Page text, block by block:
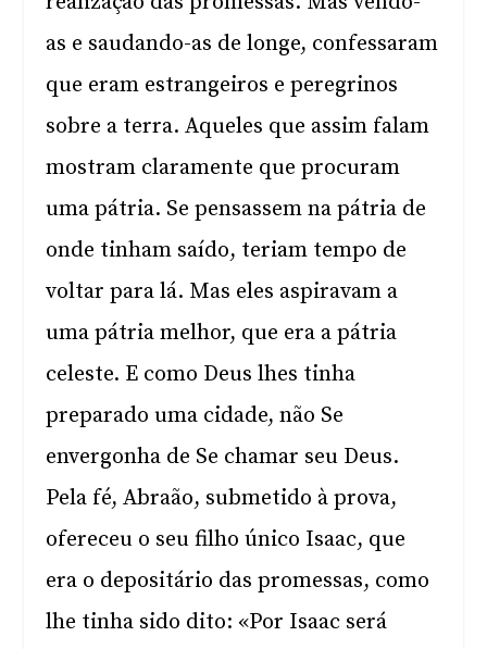
as e saudando-as de longe, confessaram
que eram estrangeiros e peregrinos
sobre a terra. Aqueles que assim falam
mostram claramente que procuram
uma pátria. Se pensassem na pátria de
onde tinham saído, teriam tempo de
voltar para lá. Mas eles aspiravam a
uma pátria melhor, que era a pátria
celeste. E como Deus lhes tinha
preparado uma cidade, não Se
envergonha de Se chamar seu Deus.
Pela fé, Abraão, submetido à prova,
ofereceu o seu filho único Isaac, que
era o depositário das promessas, como
lhe tinha sido dito: «Por Isaac será